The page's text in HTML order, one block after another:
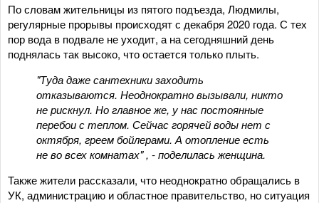
По словам жительницы из пятого подъезда, Людмилы,
регулярные прорывы происходят с декабря 2020 года. С тех
пор вода в подвале не уходит, а на сегодняшний день
поднялась так высоко, что остается только плыть.
"Туда даже сантехники заходить
отказываются. Неоднократно вызывали, никто
не рискнул. Но главное же, у нас постоянные
перебои с теплом. Сейчас горячей воды нет с
октября, греем бойлерами. А отопление есть
не во всех комнатах" , - поделилась женщина.
Также жители рассказали, что неоднократно обращались в
УК, администрацию и областное правительство, но ситуация